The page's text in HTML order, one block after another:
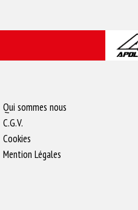
Qui sommes nous
C.G.V.
Cookies
Mention Légales